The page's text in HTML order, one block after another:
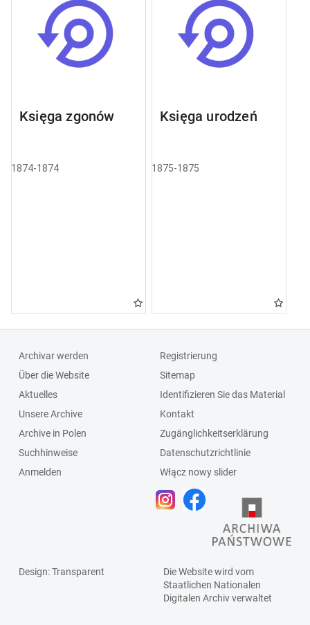
Księga zgonów
1874-1874
Księga urodzeń
1875-1875
Archivar werden
Über die Website
Aktuelles
Unsere Archive
Archive in Polen
Suchhinweise
Anmelden
Registrierung
Sitemap
Identifizieren Sie das Material
Kontakt
Zugänglichkeitserklärung
Datenschutzrichtlinie
Włącz nowy slider
Design: Transparent
Die Website wird vom
Staatlichen Nationalen
Digitalen Archivverwaltet